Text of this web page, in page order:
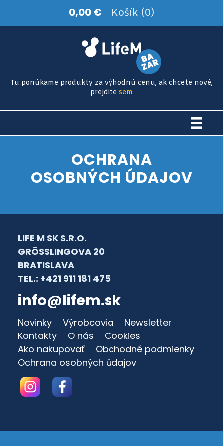
Tu ponúkame produkty za výhodnú cenu, ak chcete nové,
prejdite sem
0,00 € Košík (0)
OCHRANA
OSOBNÝCH ÚDAJOV
LIFE M SK S.R.O.
GRÖSSLINGOVA 20
BRATISLAVA
TEL.: +421 911 181 475
info@lifem.sk
Novinky Výrobcovia
Newsletter
Kontakty
O nás
Cookies
Ako nakupovať
Obchodné podmienky
Ochrana osobných údajov